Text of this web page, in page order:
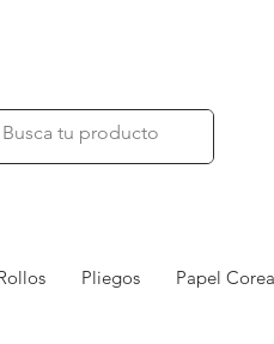
Pliegos Papel